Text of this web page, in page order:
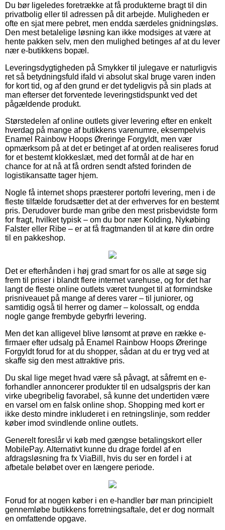
Du bør ligeledes foretrække at få produkterne bragt til din
privatbolig eller til adressen på dit arbejde. Muligheden er
ofte en sjat mere pebret, men endda særdeles gnidningsløs.
Den mest betalelige løsning kan ikke modsiges at være at
hente pakken selv, men den mulighed betinges af at du lever
nær e-butikkens bopæl.
Leveringsdygtigheden på Smykker til julegave er naturligvis
ret så betydningsfuld ifald vi absolut skal bruge varen inden
for kort tid, og af den grund er det tydeligvis på sin plads at
man efterser det forventede leveringstidspunkt ved det
pågældende produkt.
Størstedelen af online outlets giver levering efter en enkelt
hverdag på mange af butikkens varenumre, eksempelvis
Enamel Rainbow Hoops Øreringe Forgyldt, men vær
opmærksom på at det er betinget af at orden realiseres forud
for et bestemt klokkeslæt, med det formål at de har en
chance for at nå at få ordren sendt afsted forinden de
logistikansatte tager hjem.
Nogle få internet shops præsterer portofri levering, men i de
fleste tilfælde forudsætter det at der erhverves for en bestemt
pris. Derudover burde man gribe den mest prisbevidste form
for fragt, hvilket typisk – om du bor nær Kolding, Nykøbing
Falster eller Ribe – er at få fragtmanden til at køre din ordre
til en pakkeshop.
Det er efterhånden i høj grad smart for os alle at søge sig
frem til priser i blandt flere internet varehuse, og for det har
langt de fleste online outlets været tvunget til at formindske
prisniveauet på mange af deres varer – til juniorer, og
samtidig også til herrer og damer – kolossalt, og endda
nogle gange frembyde gebyrfri levering.
Men det kan alligevel blive lønsomt at prøve en række e-
firmaer efter udsalg på Enamel Rainbow Hoops Øreringe
Forgyldt forud for at du shopper, sådan at du er tryg ved at
skaffe sig den mest attraktive pris.
Du skal lige meget hvad være så påvagt, at såfremt en e-
forhandler annoncerer produkter til en udsalgspris der kan
virke ubegribelig favorabel, så kunne det undertiden være
en varsel om en falsk online shop. Shopping med kort er
ikke desto mindre inkluderet i en retningslinje, som redder
køber imod svindlende online outlets.
Generelt foreslår vi køb med gængse betalingskort eller
MobilePay. Alternativt kunne du drage fordel af en
afdragsløsning fra fx ViaBill, hvis du ser en fordel i at
afbetale beløbet over en længere periode.
Forud for at nogen køber i en e-handler bør man principielt
gennemløbe butikkens forretningsaftale, det er dog normalt
en omfattende opgave.